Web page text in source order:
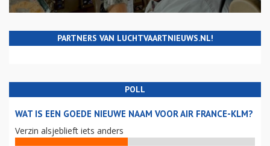
PARTNERS VAN LUCHTVAARTNIEUWS.NL!
POLL
WAT IS EEN GOEDE NIEUWE NAAM VOOR AIR FRANCE-KLM?
Verzin alsjeblieft iets anders